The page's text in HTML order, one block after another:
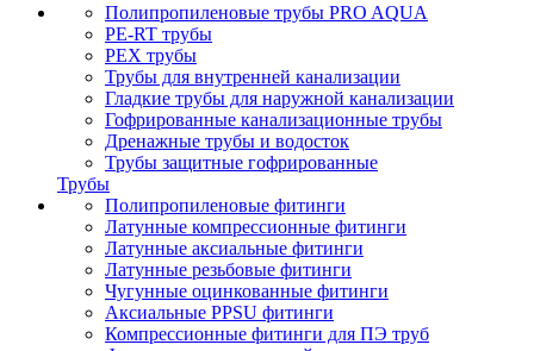
Полипропиленовые трубы PRO AQUA
PE-RT трубы
PEX трубы
Трубы для внутренней канализации
Гладкие трубы для наружной канализации
Гофрированные канализационные трубы
Дренажные трубы и водосток
Трубы защитные гофрированные
Трубы
Полипропиленовые фитинги
Латунные компрессионные фитинги
Латунные аксиальные фитинги
Латунные резьбовые фитинги
Чугунные оцинкованные фитинги
Аксиальные PPSU фитинги
Компрессионные фитинги для ПЭ труб